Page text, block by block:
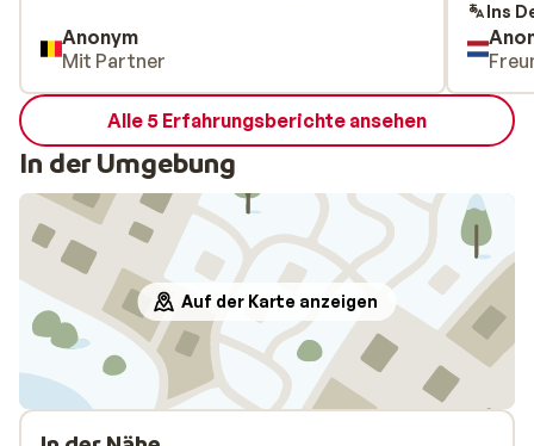
Anonym
Mit Partner
Ins
Alle 5 Erfahrungsberichte ansehen
In der Umgebung
Auf der Karte anzeigen